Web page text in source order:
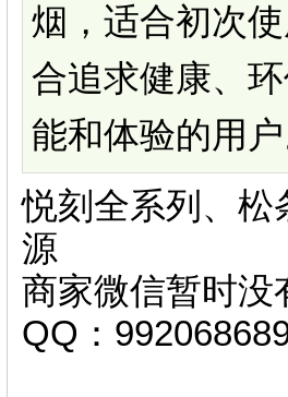
烟，适合初次
合追求健康、
能和体验的用
悦刻全系列、松
源
商家微信暂时没
QQ：